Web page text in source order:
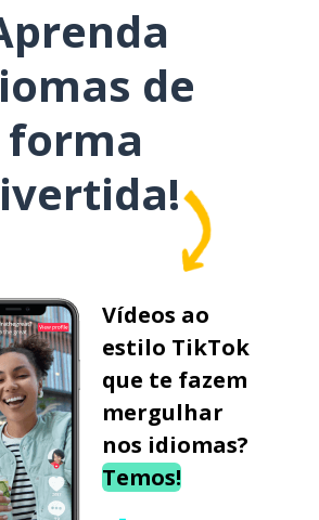
de
forma
Vídeos ao
estilo TikTok
que te fazem
mergulhar
nos idiomas?
Temos!